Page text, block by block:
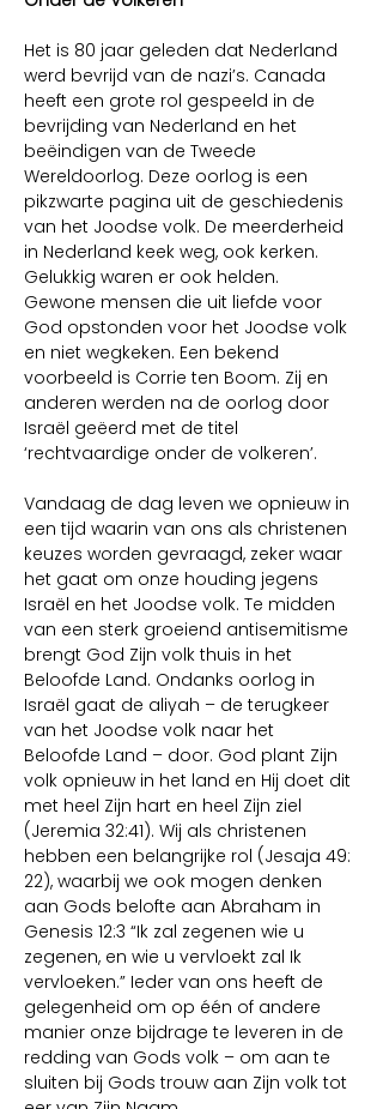
Het is 80 jaar geleden dat Nederland
werd bevrijd van de nazi’s. Canada
heeft een grote rol gespeeld in de
bevrijding van Nederland en het
beëindigen van de Tweede
Wereldoorlog. Deze oorlog is een
pikzwarte pagina uit de geschiedenis
van het Joodse volk. De meerderheid
in Nederland keek weg, ook kerken.
Gelukkig waren er ook helden.
Gewone mensen die uit liefde voor
God opstonden voor het Joodse volk
en niet wegkeken. Een bekend
voorbeeld is Corrie ten Boom. Zij en
anderen werden na de oorlog door
Israël geëerd met de titel
‘rechtvaardige onder de volkeren’.
Vandaag de dag leven we opnieuw in
een tijd waarin van ons als christenen
keuzes worden gevraagd, zeker waar
het gaat om onze houding jegens
Israël en het Joodse volk. Te midden
van een sterk groeiend antisemitisme
brengt God Zijn volk thuis in het
Beloofde Land. Ondanks oorlog in
Israël gaat de aliyah – de terugkeer
van het Joodse volk naar het
Beloofde Land – door. God plant Zijn
volk opnieuw in het land en Hij doet dit
met heel Zijn hart en heel Zijn ziel
(Jeremia 32:41). Wij als christenen
hebben een belangrijke rol (Jesaja 49:
22), waarbij we ook mogen denken
aan Gods belofte aan Abraham in
Genesis 12:3 “Ik zal zegenen wie u
zegenen, en wie u vervloekt zal Ik
vervloeken.” Ieder van ons heeft de
gelegenheid om op één of andere
manier onze bijdrage te leveren in de
redding van Gods volk – om aan te
sluiten bij Gods trouw aan Zijn volk tot